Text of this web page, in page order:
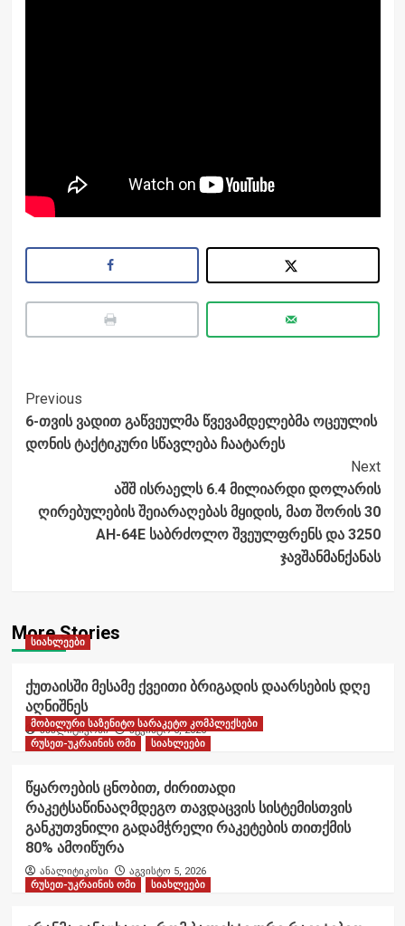
Post
Navigation
Previous
6-თვის ვადით გაწვეულმა წვევამდელებმა ოცეულის
დონის ტაქტიკური სწავლება ჩაატარეს
Next
აშშ ისრაელს 6.4 მილიარდი დოლარის
ღირებულების შეიარაღებას მყიდის, მათ შორის 30
AH-64E საბრძოლო შვეულფრენს და 3250
ჯავშანმანქანას
More Stories
სიახლეები
ქუთაისში მესამე ქვეითი ბრიგადის დაარსების დღე
აღნიშნეს
ანალიტიკოსი აგვისტო 6, 2026
მობილური საზენიტო სარაკეტო კომპლექსები
რუსეთ-უკრაინის ომი
სიახლეები
წყაროების ცნობით, ძირითადი
რაკეტსაწინააღმდეგო თავდაცვის სისტემისთვის
განკუთვნილი გადამჭრელი რაკეტების თითქმის
80% ამოიწურა
ანალიტიკოსი
აგვისტო 5, 2026
რუსეთ-უკრაინის ომი
სიახლეები